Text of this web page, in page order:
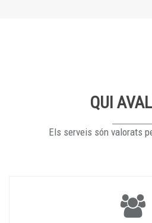
QUI
Els serveis són valorats